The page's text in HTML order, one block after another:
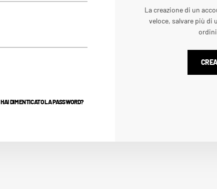
HAI DIMENTICATO LA PASSWORD?
La creazione di un
veloce, salvare più di